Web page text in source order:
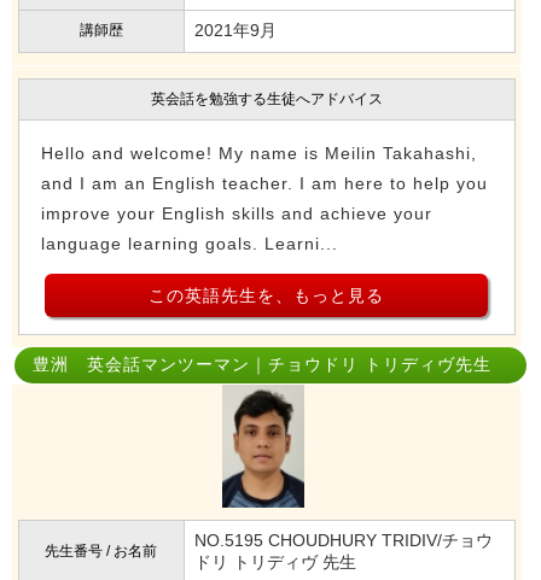
講師歴 2021年9月
英会話を勉強する生徒へアドバイス
Hello and welcome! My name is Meilin Takahashi,
and I am an English teacher. I am here to help you
improve your English skills and achieve your
language learning goals. Learni...
この英語先生を、もっと見る
豊洲 英会話マンツーマン｜チョウドリ トリディヴ先生
先生番号 / お名前
NO.5195 CHOUDHURY TRIDIV/チョウ
ドリ トリディヴ 先生